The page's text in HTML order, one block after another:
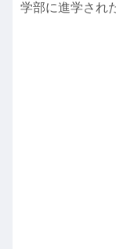
学部に進学され